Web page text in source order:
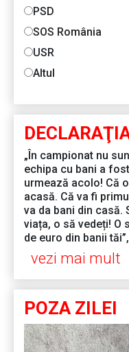
PSD
SOS România
USR
Altul
„În campionat nu
echipa cu bani a
urmează acolo! Că
acasă. Că va fi
va da bani din casă.
viața, o să vedeți! O
de euro din banii
vezi mai mult
POZA ZILEI